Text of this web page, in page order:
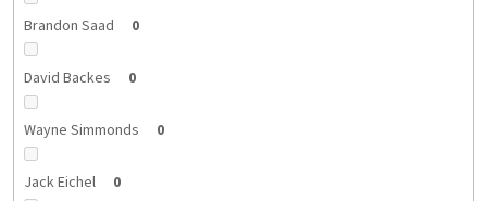
Brandon Saad 0
David Backes 0
Wayne Simmonds 0
Jack Eichel 0